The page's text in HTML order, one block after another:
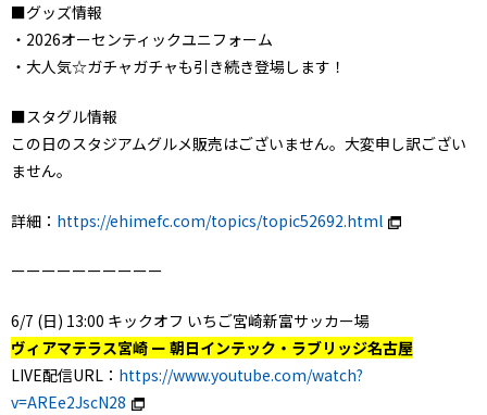
■グッズ情報
・2026オーセンティックユニフォーム
・大人気☆ガチャガチャも引き続き登場します！
■スタグル情報
この日のスタジアムグルメ販売はございません。大変申し訳ござい
ません。
詳細： https://ehimefc.com/topics/topic52692.html
ーーーーーーーーーー
6/7 (日) 13:00 キックオフ いちご宮崎新富サッカー場
ヴィアマテラス宮崎 ー 朝日インテック・ラブリッジ名古屋
LIVE配信URL： https://www.youtube.com/watch?
v=AREe2JscN28